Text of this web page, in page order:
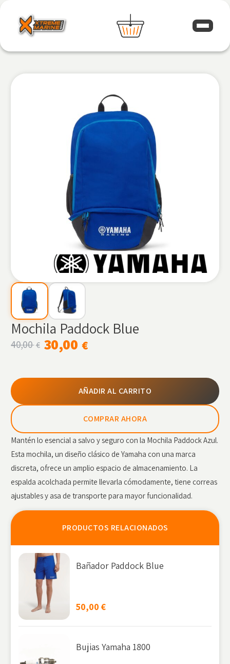
Mochila Paddock Blue
40,00€ 30,00 €
AÑADIR AL CARRITO
COMPRAR AHORA
Mantén lo esencial a salvo y seguro con la Mochila Paddock Azul.
Esta mochila, un diseño clásico de Yamaha con una marca
discreta, ofrece un amplio espacio de almacenamiento. La
espalda acolchada permite llevarla cómodamente, tiene correas
ajustables y asa de transporte para mayor funcionalidad.
PRODUCTOS RELACIONADOS
Bañador Paddock Blue
50,00€
Bujias Yamaha 1800